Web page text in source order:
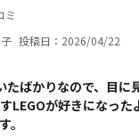
ミ
投稿日：2026/04/22
たばかりなので、目に
LEGOが好きになった
。